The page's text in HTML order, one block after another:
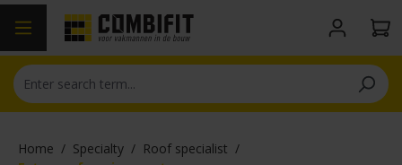
content
Home / Specialty / Roof specialist /